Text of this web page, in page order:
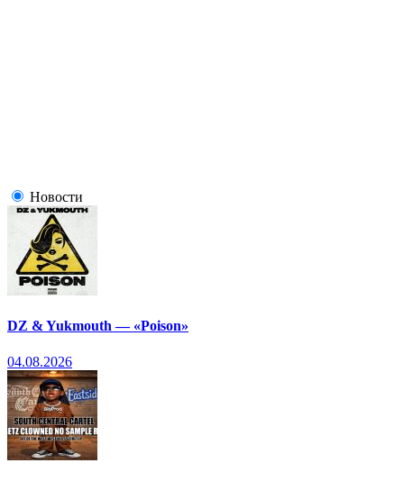
Новости
DZ & Yukmouth — «Poison»
04.08.2026